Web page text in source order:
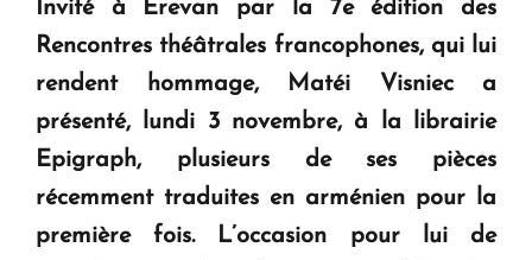
KASA : 30 ans d'audace, de résilience et d'avenir
en Arménie
Le premier hôtel Hyatt Regency d'Arménie
ouvrira ses portes à Dilijan
Invité à Erevan par la 7e édition des
Rencontres théâtrales francophones, qui lui
rendent hommage, Matéi Visniec a
présenté, lundi 3 novembre, à la librairie
Epigraph, plusieurs de ses pièces
récemment traduites en arménien pour la
première fois. L’occasion pour lui de